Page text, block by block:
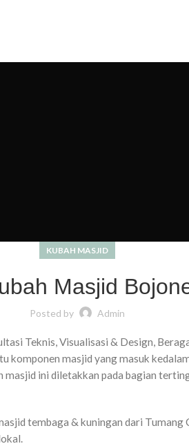
KUBAH MASJID
Masjid
Posted by Admin
Teknis, Visualisasi & Design,
komponen masjid yang masuk
masjid ini diletakkan pada bagian
tembaga & kuningan dari